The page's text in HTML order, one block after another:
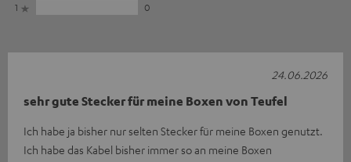
1
0
sehr gute Stecker für meine Boxen von Teufel
Ich habe ja bisher nur selten Stecker für meine Boxen genutzt.
Ich habe das Kabel bisher immer so an meine Boxen
24.06.2026